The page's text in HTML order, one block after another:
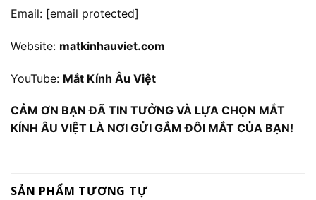
Email: [email protected]
Website: matkinhauviet.com
YouTube: Mắt Kính Âu Việt
CẢM ƠN BẠN ĐÃ TIN TƯỞNG VÀ LỰA CHỌN MẮT
KÍNH ÂU VIỆT LÀ NƠI GỬI GẮM ĐÔI MẮT CỦA BẠN!
SẢN PHẨM TƯƠNG TỰ